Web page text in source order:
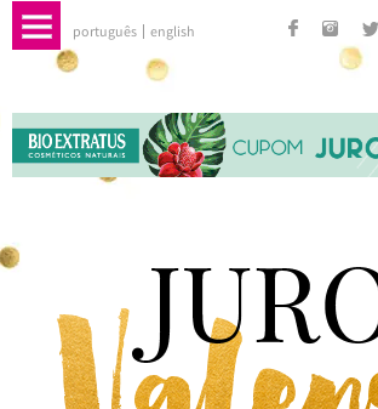
português english